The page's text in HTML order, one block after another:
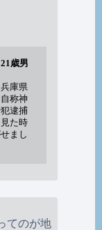
歳男
庫県
称神
逮捕
た時
まし
てのが地